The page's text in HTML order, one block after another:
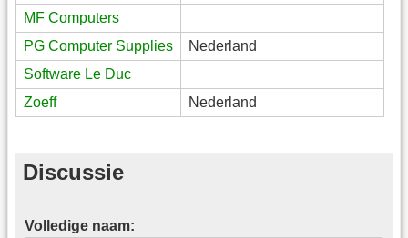
MF Computers
PG Computer Supplies
Nederland
Software Le Duc
Zoeff
Nederland
Discussie
Volledige naam: